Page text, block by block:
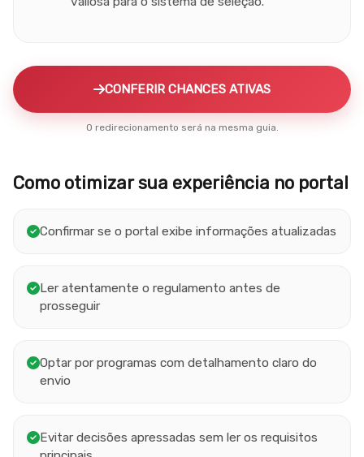
CONFERIR CHANCES ATIVAS
O redirecionamento será na mesma guia.
Como otimizar sua experiência no portal
Confirmar se o portal exibe informações atualizadas
Ler atentamente o regulamento antes de
prosseguir
Optar por programas com detalhamento claro do
envio
Evitar decisões apressadas sem ler os requisitos